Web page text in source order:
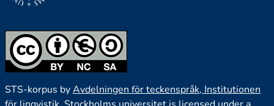
STS-korpus byAvdelningen för teckenspråk, Institutionen